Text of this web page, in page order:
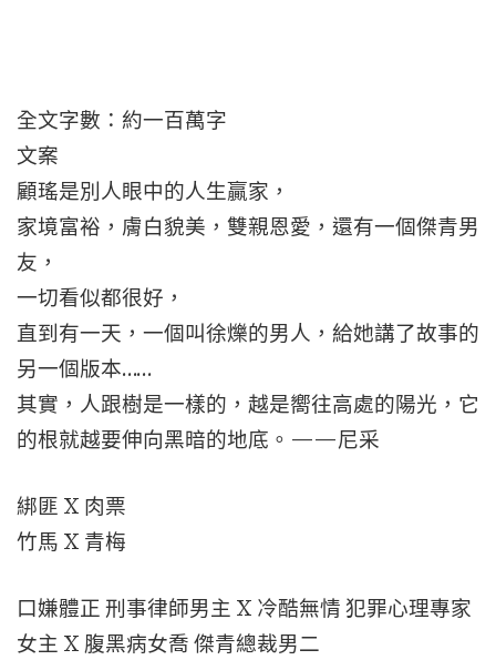
全文字數：約一百萬字
文案
顧瑤是別人眼中的人生贏家，
家境富裕，膚白貌美，雙親恩愛，還有一個傑青男
友，
一切看似都很好，
直到有一天，一個叫徐爍的男人，給她講了故事的
另一個版本……
其實，人跟樹是一樣的，越是嚮往高處的陽光，它
的根就越要伸向黑暗的地底。——尼采
綁匪 X 肉票
竹馬 X 青梅
口嫌體正 刑事律師男主 X 冷酷無情 犯罪心理專家
女主 X 腹黑病女喬 傑青總裁男二